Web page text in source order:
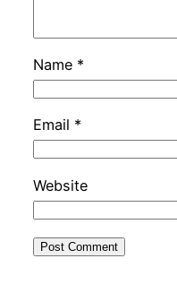
Name *
Email *
Website